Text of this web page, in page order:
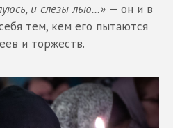
и слезы лью…» — он и в
тем, кем его пытаются
и торжеств.